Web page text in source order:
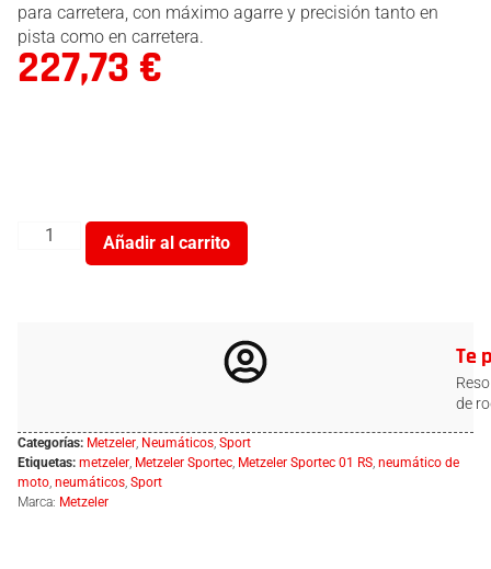
para carretera, con máximo agarre y precisión tanto en
pista como en carretera.
227,73 €
Añadir al carrito
Te
de
Categorías: Metzeler, Neumáticos, Sport
Etiquetas: metzeler, Metzeler Sportec, Metzeler Sportec 01 RS, neumático de
moto, neumáticos, Sport
Marca: Metzeler